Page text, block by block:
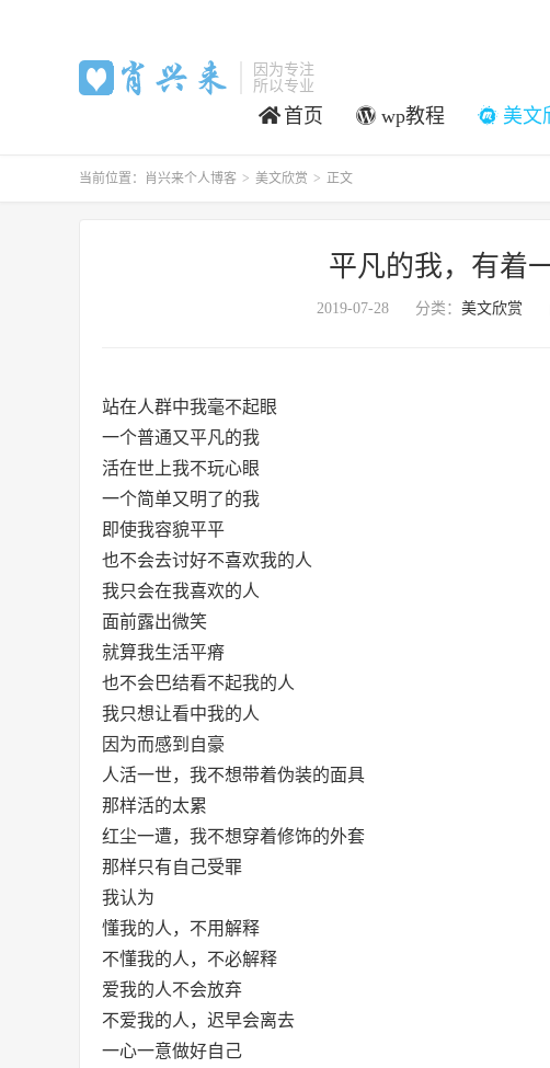
因为专注
所以专业
首页 wp教程 美文
当前位置： 肖兴来个人博客 > 美文欣赏 > 正文
平凡的我，有着
2019-07-28 分类： 美文欣赏
站在人群中我毫不起眼
一个普通又平凡的我
活在世上我不玩心眼
一个简单又明了的我
即使我容貌平平
也不会去讨好不喜欢我的人
我只会在我喜欢的人
面前露出微笑
就算我生活平瘠
也不会巴结看不起我的人
我只想让看中我的人
因为而感到自豪
人活一世，我不想带着伪装的面具
那样活的太累
红尘一遭，我不想穿着修饰的外套
那样只有自己受罪
我认为
懂我的人，不用解释
不懂我的人，不必解释
爱我的人不会放弃
不爱我的人，迟早会离去
一心一意做好自己